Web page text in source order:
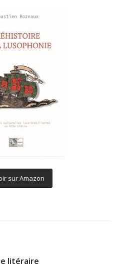
sur Amazon
litéraire